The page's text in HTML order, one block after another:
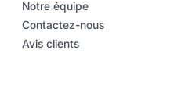
Notre équipe
Contactez-nous
Avis clients